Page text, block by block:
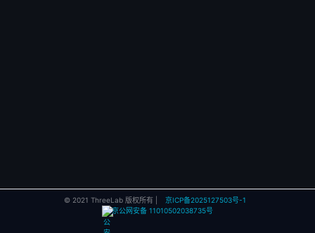
© 2021 ThreeLab 版权所有 |
京ICP备2025127503号-1
京公网安备 11010502038735号